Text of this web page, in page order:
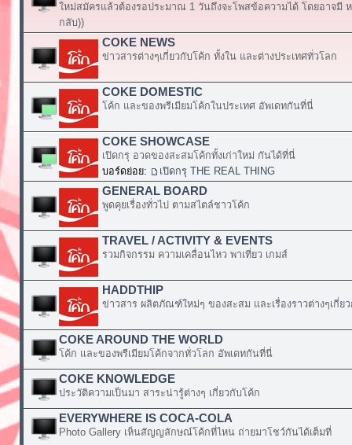
ใหม่สมัครแล้วต้องรอประมาณ 1 วันถึงจะโพสข้อความได้ โดยอาจมี
กลับ))
COKE NEWS
ข่าวสารต่างๆเกี่ยวกับโค้ก ทั้งใน และต่างประเทศทั่วโลก
COKE DOMESTIC
โค้ก และของพรีเมียมโค้กในประเทศ อัพเดทกันที่นี่
COKE SHOWCASE
เปิดกรุ อวดของสะสมโค้กทั้งเก่าใหม่ กันได้ที่นี่
บอร์ดย่อย:
เปิดกรุ THE REAL THING
GENERAL BOARD
พูดคุยเรื่องทั่วไป ตามสไตล์ชาวโค้ก
TRAVEL / ACTIVITY & EVENTS
รวมกิจกรรม ความเคลื่อนไหว พาเที่ยว เกมส์
HADDTHIP
ข่าวสาร ผลิตภัณฑ์ใหม่ๆ ของสะสม และเรื่องราวต่างๆเกี่ย
COKE AROUND THE WORLD
โค้ก และของพรีเมียมโค้กจากทั่วโลก อัพเดทกันที่นี่
COKE KNOWLEDGE
ประวัติความเป็นมา สาระน่ารู้ต่างๆ เกี่ยวกับโค้ก
EVERYWHERE IS COCA-COLA
Photo Gallery เห็นสัญญลักษณ์โค้กที่ไหน ถ่ายมาโชว์กันได้เต็มที่